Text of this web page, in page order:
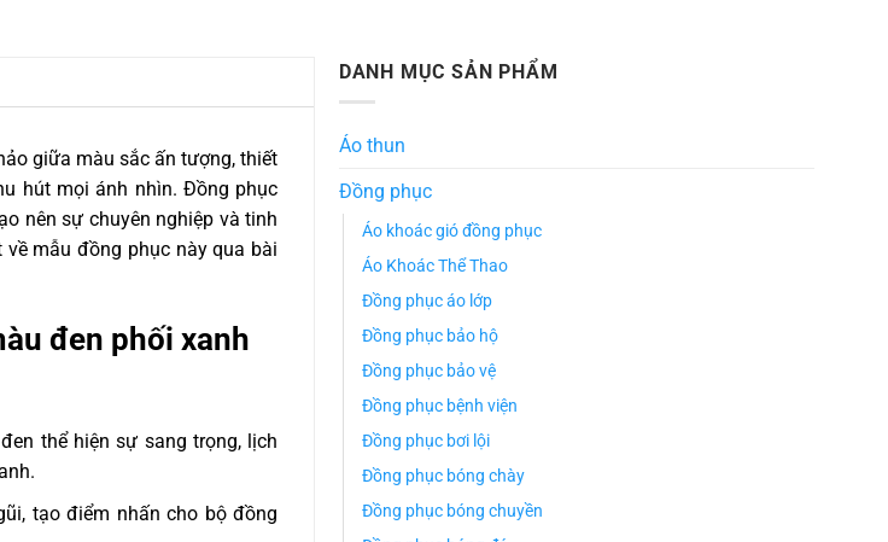
giữa màu sắc ấn tượng, thiết
hút mọi ánh nhìn. Đồng phục
nên sự chuyên nghiệp và tinh
mẫu đồng phục này qua bài
đen phối xanh
thể hiện sự sang trọng, lịch
tạo điểm nhấn cho bộ đồng
DANH MỤC SẢN PHẨM
Áo thun
Đồng phục
Áo khoác gió đồng phục
Áo Khoác Thể Thao
Đồng phục áo lớp
Đồng phục bảo hộ
Đồng phục bảo vệ
Đồng phục bệnh viện
Đồng phục bơi lội
Đồng phục bóng chày
Đồng phục bóng chuyền